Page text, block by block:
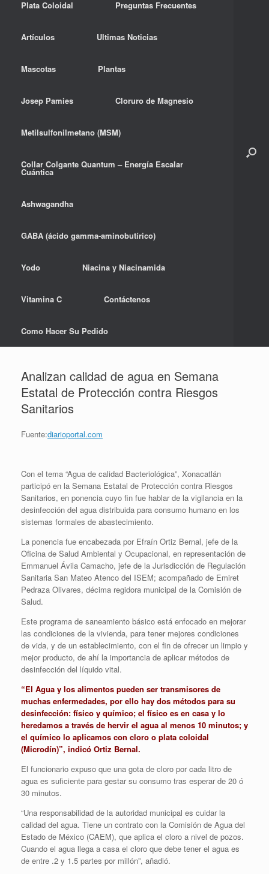
Plata Coloidal Preguntas Frecuentes
Artículos Ultimas Noticias
Mascotas Plantas
Josep Pamies Cloruro de Magnesio
Metilsulfonilmetano (MSM)
Collar Colgante Quantum – Energía Escalar
Cuántica
Ashwagandha
GABA (ácido gamma-aminobutírico)
Yodo Niacina y Niacinamida
Vitamina C Contáctenos
Como Hacer Su Pedido
Analizan calidad de agua en Semana
Estatal de Protección contra Riesgos
Sanitarios
Fuente:diarioportal.com
Con el tema “Agua de calidad Bacteriológica”, Xonacatlán
participó en la Semana Estatal de Protección contra Riesgos
Sanitarios, en ponencia cuyo fin fue hablar de la vigilancia en la
desinfección del agua distribuida para consumo humano en los
sistemas formales de abastecimiento.
La ponencia fue encabezada por Efraín Ortiz Bernal, jefe de la
Oficina de Salud Ambiental y Ocupacional, en representación de
Emmanuel Ávila Camacho, jefe de la Jurisdicción de Regulación
Sanitaria San Mateo Atenco del ISEM; acompañado de Emiret
Pedraza Olivares, décima regidora municipal de la Comisión de
Salud.
Este programa de saneamiento básico está enfocado en mejorar
las condiciones de la vivienda, para tener mejores condiciones
de vida, y de un establecimiento, con el fin de ofrecer un limpio y
mejor producto, de ahí la importancia de aplicar métodos de
desinfección del líquido vital.
“El Agua y los alimentos pueden ser transmisores de
muchas enfermedades, por ello hay dos métodos para su
desinfección: físico y químico; el físico es en casa y lo
heredamos a través de hervir el agua al menos 10 minutos; y
el químico lo aplicamos con cloro o plata coloidal
(Microdín)”, indicó Ortiz Bernal.
El funcionario expuso que una gota de cloro por cada litro de
agua es suficiente para gestar su consumo tras esperar de 20 ó
30 minutos.
“Una responsabilidad de la autoridad municipal es cuidar la
calidad del agua. Tiene un contrato con la Comisión de Agua del
Estado de México (CAEM), que aplica el cloro a nivel de pozos.
Cuando el agua llega a casa el cloro que debe tener el agua es
de entre .2 y 1.5 partes por millón”, añadió.